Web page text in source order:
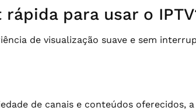
para usar o
de visualização suave e sem
de canais e conteúdos oferecidos,